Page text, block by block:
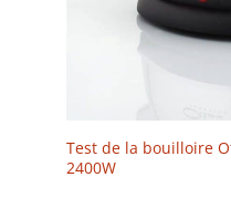
Test de la bouilloire
2400W